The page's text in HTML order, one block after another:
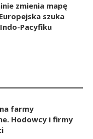
zmienia mapę
szuka
Pacyfiku
farmy
Hodowcy i firmy